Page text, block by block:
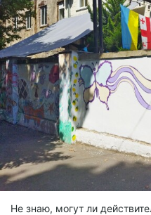
Не знаю, могут ли